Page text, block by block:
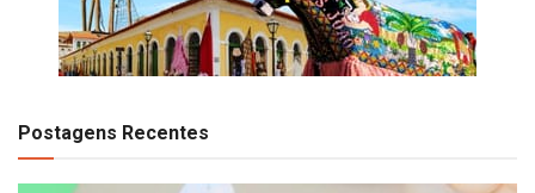
Postagens Recentes